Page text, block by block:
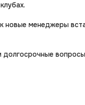
новые менеджеры
долгосрочные